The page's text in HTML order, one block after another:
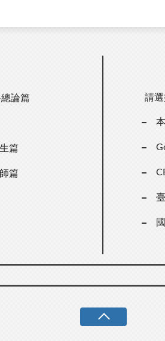
論篇
篇
篇
請選